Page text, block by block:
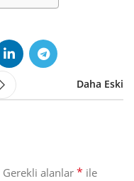
Daha Eski
Gerekli alanlar * ile